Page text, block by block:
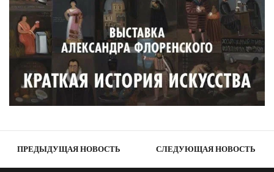
ПРЕДЫДУЩАЯ НОВОСТЬ СЛЕДУЮЩАЯ НОВОСТЬ